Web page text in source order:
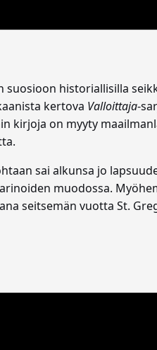
historiallisilla
kertova Valloittaja-
kirjoja on myyty
sai alkunsa jo
muodossa.
seitsemän vuotta St.